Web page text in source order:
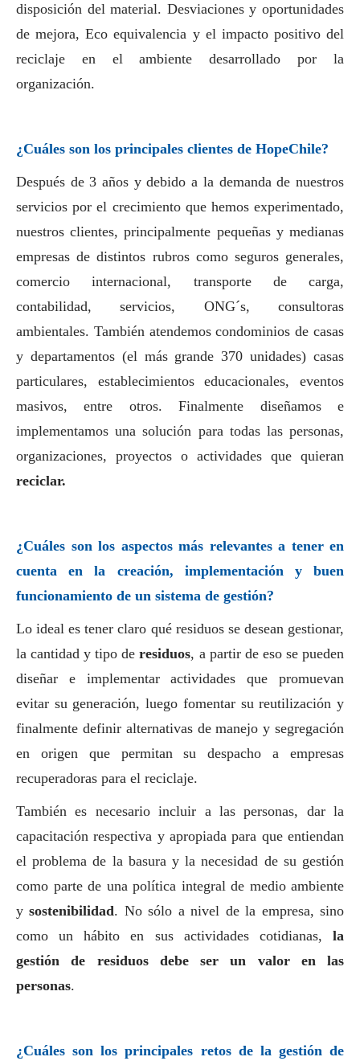
disposición del material. Desviaciones y oportunidades
de mejora, Eco equivalencia y el impacto positivo del
reciclaje en el ambiente desarrollado por la
organización.
¿Cuáles son los principales clientes de HopeChile?
Después de 3 años y debido a la demanda de nuestros
servicios por el crecimiento que hemos experimentado,
nuestros clientes, principalmente pequeñas y medianas
empresas de distintos rubros como seguros generales,
comercio internacional, transporte de carga,
contabilidad, servicios, ONG´s, consultoras
ambientales. También atendemos condominios de casas
y departamentos (el más grande 370 unidades) casas
particulares, establecimientos educacionales, eventos
masivos, entre otros. Finalmente diseñamos e
implementamos una solución para todas las personas,
organizaciones, proyectos o actividades que quieran
reciclar.
¿Cuáles son los aspectos más relevantes a tener en
cuenta en la creación, implementación y buen
funcionamiento de un sistema de gestión?
Lo ideal es tener claro qué residuos se desean gestionar,
la cantidad y tipo deresiduos, a partir de eso se pueden
diseñar e implementar actividades que promuevan
evitar su generación, luego fomentar su reutilización y
finalmente definir alternativas de manejo y segregación
en origen que permitan su despacho a empresas
recuperadoras para el reciclaje.
También es necesario incluir a las personas, dar la
capacitación respectiva y apropiada para que entiendan
el problema de la basura y la necesidad de su gestión
como parte de una política integral de medio ambiente
ysostenibilidad. No sólo a nivel de la empresa, sino
como un hábito en sus actividades cotidianas, la
gestión de residuos debe ser un valor en las
personas.
¿Cuáles son los principales retos de la gestión de